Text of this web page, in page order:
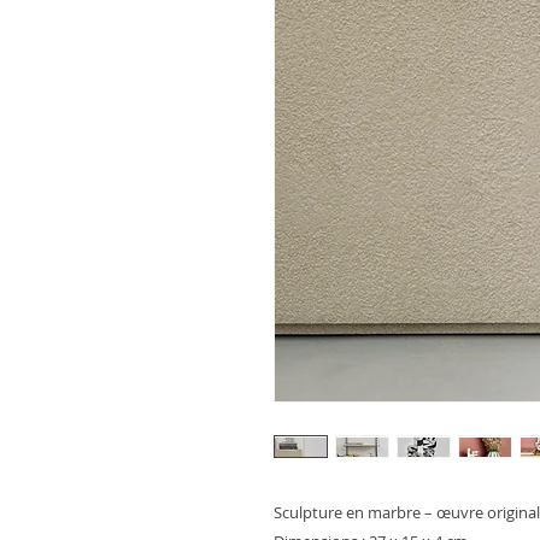
Sculpture en marbre – œuvre